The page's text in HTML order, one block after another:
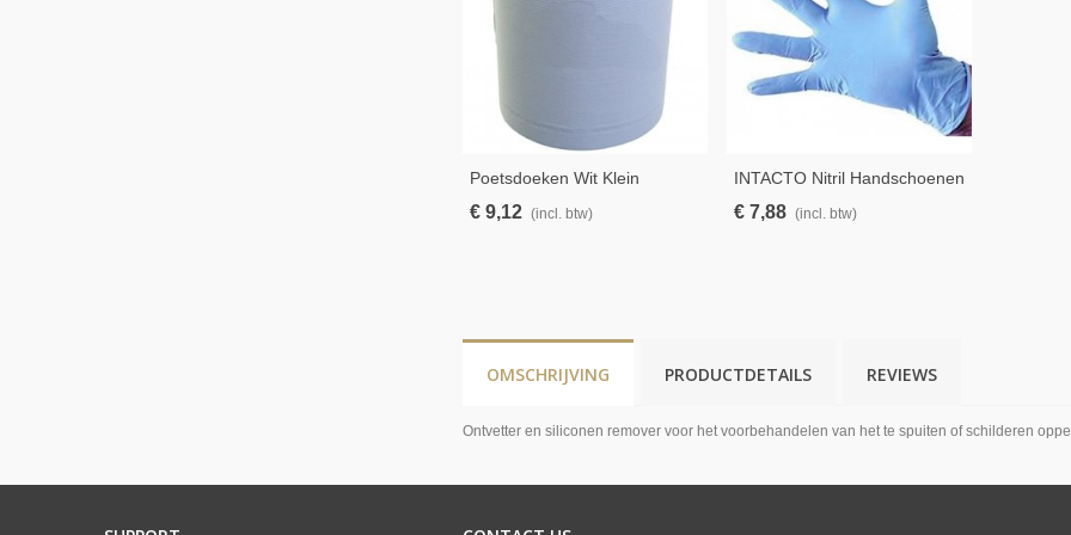
Poetsdoeken Wit Klein
€ 9,12 (incl. btw)
INTACTO Nitril Handschoenen
XL – 100 Stuks
€ 7,88 (incl. btw)
OMSCHRIJVING PRODUCTDETAILS REVIEWS
Ontvetter en siliconen remover voor het voorbehandelen van het te spuiten of schilderen